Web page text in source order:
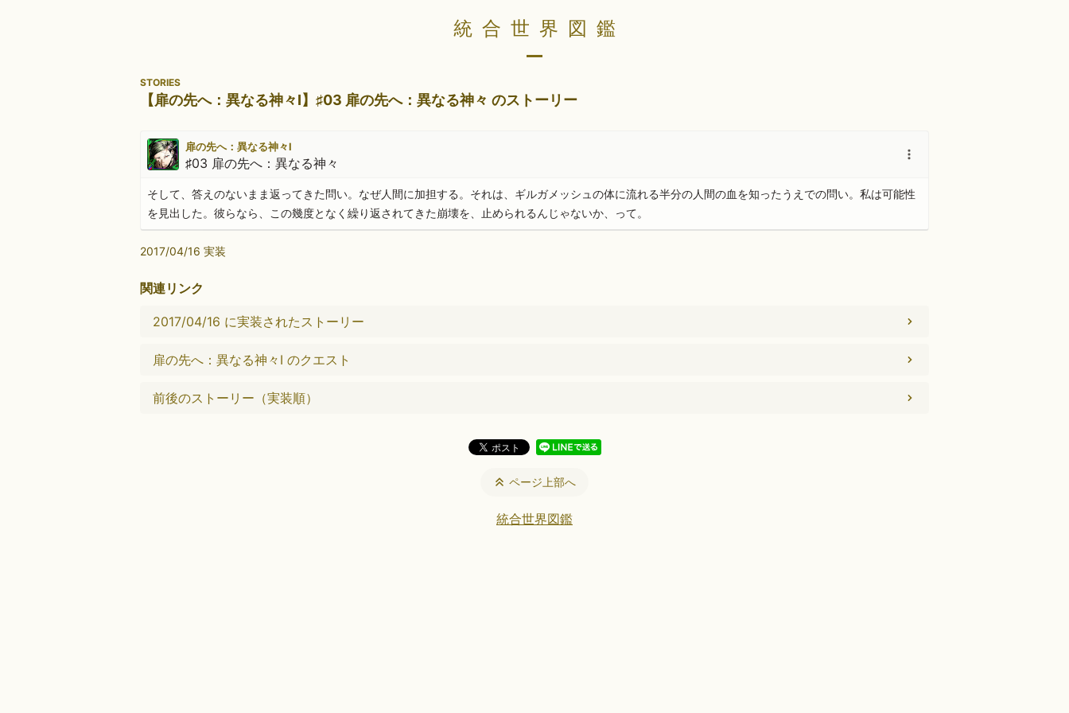
統合世界図鑑
STORIES
【扉の先へ：異なる神々Ⅰ】♯03 扉の先へ：異なる神々 のストーリー
扉の先へ：異なる神々Ⅰ
♯03 扉の先へ：異なる神々
そして、答えのないまま返ってきた問い。なぜ人間に加担する。それは、ギルガメッシュの体に流れる半分の人間の血を知ったうえでの問い。私は可能性
を見出した。彼らなら、この幾度となく繰り返されてきた崩壊を、止められるんじゃないか、って。
2017/04/16 実装
関連リンク
2017/04/16 に実装されたストーリー
扉の先へ：異なる神々Ⅰ のクエスト
前後のストーリー（実装順）
ページ上部へ
統合世界図鑑